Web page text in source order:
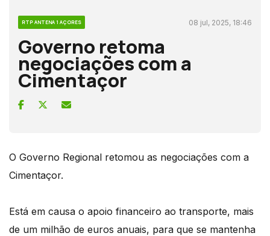
RTP ANTENA 1 AÇORES 08 jul, 2025, 18:46
Governo retoma
negociações com a
Cimentaçor
O Governo Regional retomou as negociações com a
Cimentaçor.
Está em causa o apoio financeiro ao transporte, mais
de um milhão de euros anuais, para que se mantenha